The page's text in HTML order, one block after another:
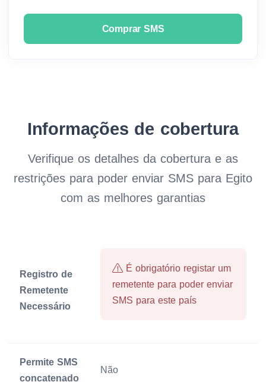
Comprar SMS
Informações de cobertura
Verifique os detalhes da cobertura e as
restrições para poder enviar SMS para Egito
com as melhores garantias
Registro de
Remetente
Necessário
É obrigatório registar um
remetente para poder enviar
SMS para este país
Permite SMS
concatenado
Não